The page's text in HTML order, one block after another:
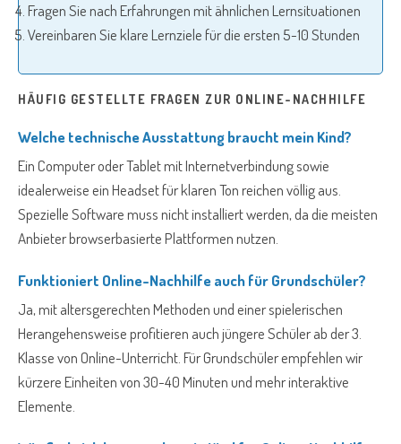
Fragen Sie nach Erfahrungen mit ähnlichen Lernsituationen
Vereinbaren Sie klare Lernziele für die ersten 5-10 Stunden
HÄUFIG GESTELLTE FRAGEN ZUR ONLINE-NACHHILFE
Welche technische Ausstattung braucht mein Kind?
Ein Computer oder Tablet mit Internetverbindung sowie
idealerweise ein Headset für klaren Ton reichen völlig aus.
Spezielle Software muss nicht installiert werden, da die meisten
Anbieter browserbasierte Plattformen nutzen.
Funktioniert Online-Nachhilfe auch für Grundschüler?
Ja, mit altersgerechten Methoden und einer spielerischen
Herangehensweise profitieren auch jüngere Schüler ab der 3.
Klasse von Online-Unterricht. Für Grundschüler empfehlen wir
kürzere Einheiten von 30-40 Minuten und mehr interaktive
Elemente.